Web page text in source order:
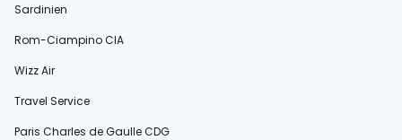
Sardinien
Rom-Ciampino CIA
Wizz Air
Travel Service
Paris Charles de Gaulle CDG